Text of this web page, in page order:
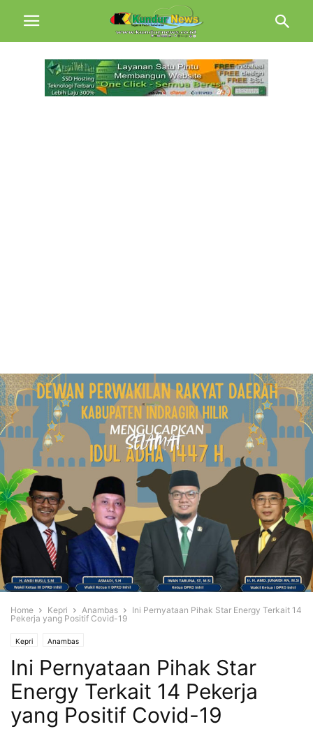
Home Kepri Anambas
Ini Pernyataan Pihak Star Energy Terkait 14
Pekerja yang Positif Covid-19
Kepri Anambas
Ini Pernyataan Pihak Star
Energy Terkait 14 Pekerja
yang Positif Covid-19